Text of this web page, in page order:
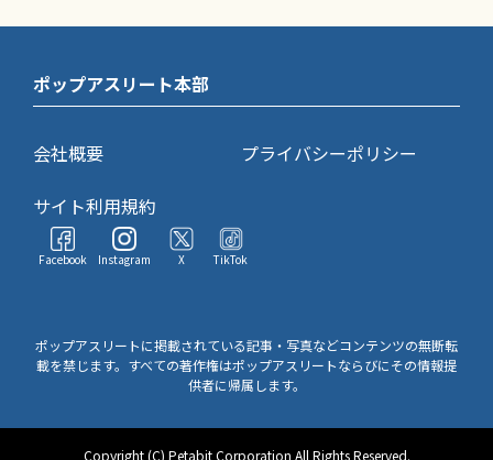
ポップアスリート本部
会社概要
プライバシーポリシー
サイト利用規約
Facebook Instagram X TikTok
ポップアスリートに掲載されている記事・写真などコンテンツの無断転
載を禁じます。すべての著作権はポップアスリートならびにその情報提
供者に帰属します。
Copyright (C) Petabit Corporation All Rights Reserved.